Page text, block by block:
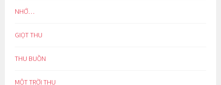
NHỚ…
GIỌT THU
THU BUỒN
MỘT TRỜI THU